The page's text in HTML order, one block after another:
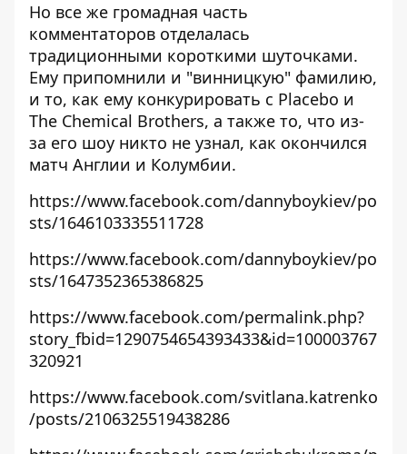
Но все же громадная часть
комментаторов отделалась
традиционными короткими шуточками.
Ему припомнили и "винницкую" фамилию,
и то, как ему конкурировать с Placebo и
The Chemical Brothers, а также то, что из-
за его шоу никто не узнал, как окончился
матч Англии и Колумбии.
https://www.facebook.com/dannyboykiev/po
sts/1646103335511728
https://www.facebook.com/dannyboykiev/po
sts/1647352365386825
https://www.facebook.com/permalink.php?
story_fbid=1290754654393433&id=100003767
320921
https://www.facebook.com/svitlana.katrenko
/posts/2106325519438286